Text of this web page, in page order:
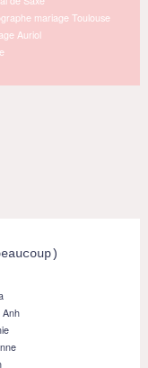
mariage Toulouse
Auriol
Anh